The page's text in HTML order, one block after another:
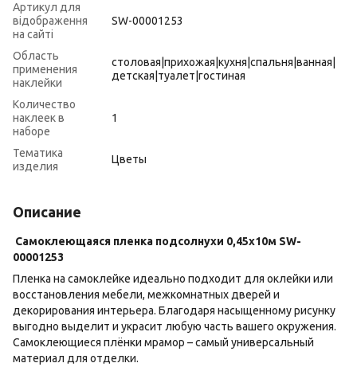
Артикул для
відображення
на сайті
SW-00001253
Область
применения
наклейки
столовая|прихожая|кухня|спальня|ванная|
детская|туалет|гостиная
Количество
наклеек в
наборе
1
Тематика
изделия
Цветы
Описание
Самоклеющаяся пленка подсолнухи 0,45х10м SW-
00001253
Пленка на самоклейке идеально подходит для оклейки или
восстановления мебели, межкомнатных дверей и
декорирования интерьера. Благодаря насыщенному рисунку
выгодно выделит и украсит любую часть вашего окружения.
Самоклеющиеся плёнки мрамор – самый универсальный
материал для отделки.